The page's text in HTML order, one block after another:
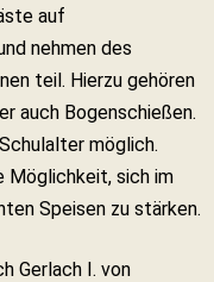
auf
nehmen des
teil. Hierzu gehören
auch Bogenschießen.
möglich.
Möglichkeit, sich im
Speisen zu stärken.
Gerlach I. von